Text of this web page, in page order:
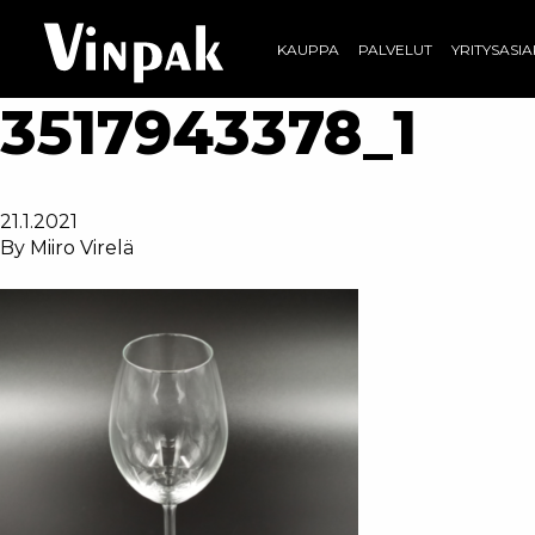
KAUPPA PALVELUT
3517943378_1
21.1.2021
By Miiro Virelä